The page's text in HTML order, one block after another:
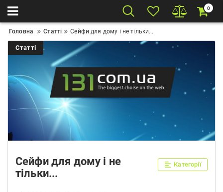
0
Головна Статті Сейфи для дому і не тільки...
Статті
Сейфи для дому і не
тільки...
Категорії